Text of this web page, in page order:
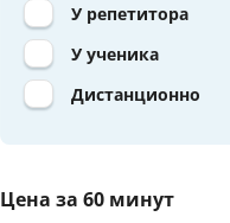
У репетитора
У ученика
Дистанционно
Цена за 60 минут